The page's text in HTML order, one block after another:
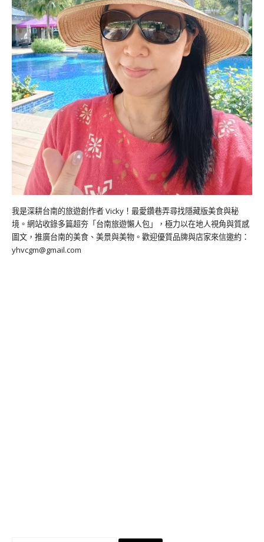
我是深耕台南的旅遊創作者 Vicky！最愛鑽巷弄尋找隱藏版美食與秘
境。網站收錄多篇超夯「台南旅遊懶人包」，極力以在地人視角與質感
圖文，推廣台南的美食、美景與美物。歡迎優質品牌與店家來信邀約：
yhvcgm@gmail.com